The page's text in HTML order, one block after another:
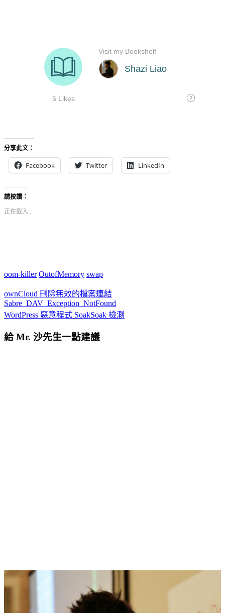
分享此文：
Facebook Twitter LinkedIn
請按讚：
正在載入...
oom-killer OutofMemory swap
ownCloud 刪除無效的檔案連結
Sabre_DAV_Exception_NotFound
WordPress 惡意程式 SoakSoak 檢測
給 Mr. 沙先生一點建議